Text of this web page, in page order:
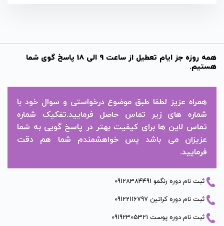
همه روزه جز ایام تعطیل از ساعت 9 الی 18 پاسخ گوی شما
هستیم.
همراه عزیز لطفا طبق موضوع درخواستی و سوال خود با
شماره های زیر تماس حاصل فرمایید.تفکیک شماره
تماس لاین ها برای کیفیت بهتر در پاسخ گویی به شما
عزیزان می باشد پس خواهشمندم شما هم دقت
فرمایید.
ثبت نام دوره رنگمو 09128384491
ثبت نام دوره کراتین 09122116797
ثبت نام دوره پوست 09192305321